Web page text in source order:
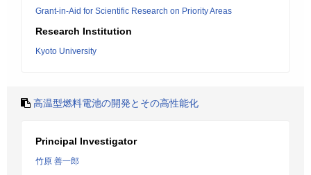
Grant-in-Aid for Scientific Research on Priority Areas
Research Institution
Kyoto University
高温型燃料電池の開発とその高性能化
Principal Investigator
竹原 善一郎